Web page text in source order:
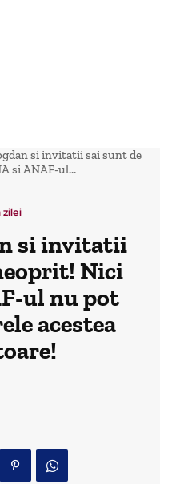
si invitatii sai sunt de
si ANAF-ul...
zilei
si invitatii
Nici
ul nu pot
acestea